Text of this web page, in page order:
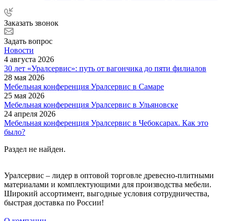
Заказать звонок
Задать вопрос
Новости
4 августа 2026
30 лет «Уралсервис»: путь от вагончика до пяти филиалов
28 мая 2026
Мебельная конференция Уралсервис в Самаре
25 мая 2026
Мебельная конференция Уралсервис в Ульяновске
24 апреля 2026
Мебельная конференция Уралсервис в Чебоксарах. Как это
было?
Раздел не найден.
Уралсервис – лидер в оптовой торговле древесно-плитными
материалами и комплектующими для производства мебели.
Широкий ассортимент, выгодные условия сотрудничества,
быстрая доставка по России!